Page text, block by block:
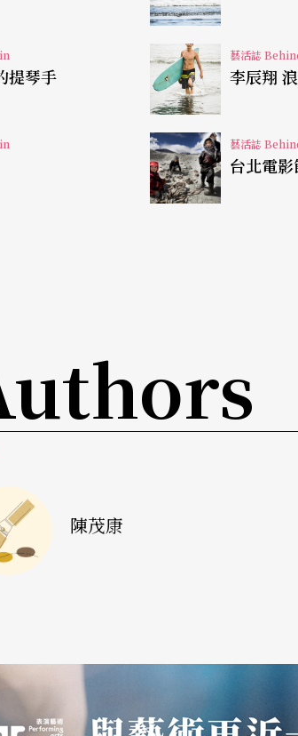
的生物，有那麼近距離的接觸。」她本
搭乘遊艇出航海泳的經驗，話題一轉，
手掌大吧，可是很感人耶！我覺得那一
甚至現實生活裡，有個人沒來由地向你
麼意圖吧！」驚慌過後這麼一想也挺感
在同一個介質裡，這種感覺格外親近。」
去海邊玩，可是一出遊就是這樣開船直接
對她而言是美夢成真。「我是屬於海的人
有國度的分隔，它們都是連在一起，不管
「讓我感到安心。在海裡，也讓我有回歸
的提琴手
藝活誌
李
藝活誌
陳茂康